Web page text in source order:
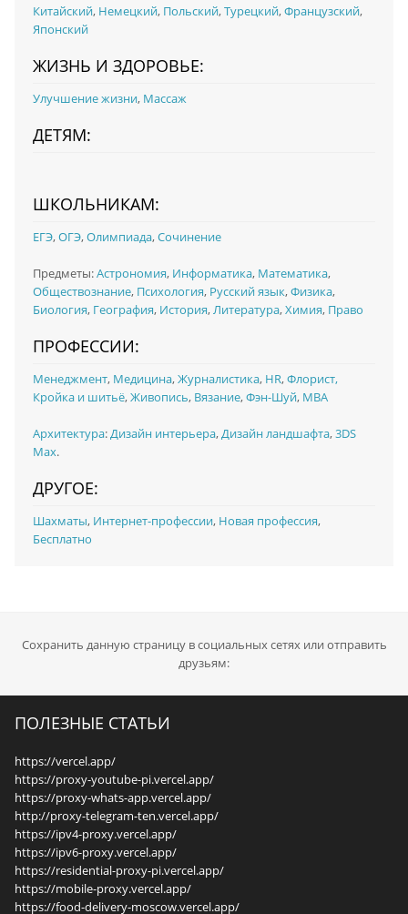
Китайский, Немецкий, Польский,Турецкий,Французский,
Японский
ЖИЗНЬ И ЗДОРОВЬЕ:
Улучшение жизни, Массаж
ДЕТЯМ:
ШКОЛЬНИКАМ:
ЕГЭ,ОГЭ,Олимпиада,Сочинение
Предметы:Астрономия, Информатика, Математика,
Обществознание, Психология, Русский язык,Физика,
Биология, География, История,Литература,Химия, Право
ПРОФЕССИИ:
Менеджмент, Медицина,Журналистика, HR,Флорист,
Кройка и шитьё,Живопись, Вязание,Фэн-Шуй, MBA
Архитектура:Дизайн интерьера,Дизайн ландшафта,3DS
Max.
ДРУГОЕ:
Шахматы, Интернет-профессии, Новая профессия,
Бесплатно
Сохранить данную страницу в социальных сетях или отправить
друзьям:
ПОЛЕЗНЫЕ СТАТЬИ
https://vercel.app/
https://proxy-youtube-pi.vercel.app/
https://proxy-whats-app.vercel.app/
http://proxy-telegram-ten.vercel.app/
https://ipv4-proxy.vercel.app/
https://ipv6-proxy.vercel.app/
https://residential-proxy-pi.vercel.app/
https://mobile-proxy.vercel.app/
https://food-delivery-moscow.vercel.app/